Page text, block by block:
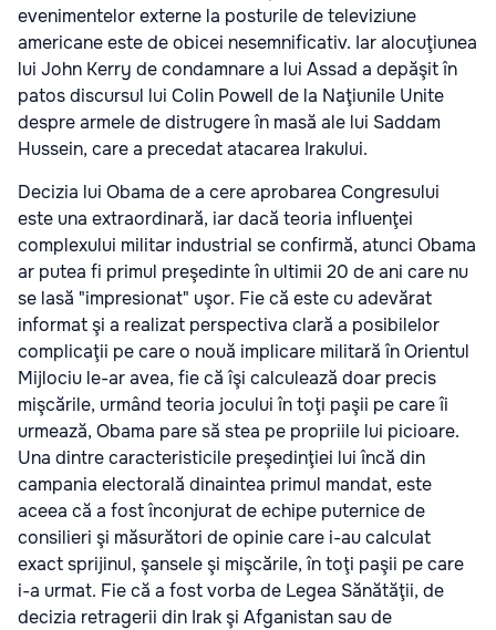
evenimentelor externe la posturile de televiziune
americane este de obicei nesemnificativ. Iar alocuţiunea
lui John Kerry de condamnare a lui Assad a depăşit în
patos discursul lui Colin Powell de la Naţiunile Unite
despre armele de distrugere în masă ale lui Saddam
Hussein, care a precedat atacarea Irakului.
Decizia lui Obama de a cere aprobarea Congresului
este una extraordinară, iar dacă teoria influenţei
complexului militar industrial se confirmă, atunci Obama
ar putea fi primul preşedinte în ultimii 20 de ani care nu
se lasă "impresionat" uşor. Fie că este cu adevărat
informat şi a realizat perspectiva clară a posibilelor
complicaţii pe care o nouă implicare militară în Orientul
Mijlociu le-ar avea, fie că îşi calculează doar precis
mişcările, urmând teoria jocului în toţi paşii pe care îi
urmează, Obama pare să stea pe propriile lui picioare.
Una dintre caracteristicile preşedinţiei lui încă din
campania electorală dinaintea primul mandat, este
aceea că a fost înconjurat de echipe puternice de
consilieri şi măsurători de opinie care i-au calculat
exact sprijinul, şansele şi mişcările, în toţi paşii pe care
i-a urmat. Fie că a fost vorba de Legea Sănătăţii, de
decizia retragerii din Irak şi Afganistan sau de